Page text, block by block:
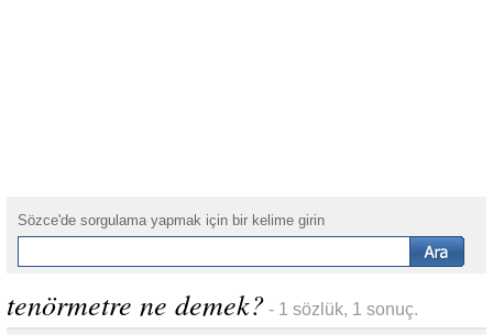
Sözce'de sorgulama yapmak için bir kelime girin
tenörmetre ne demek? - 1 sözlük, 1 sonuç.